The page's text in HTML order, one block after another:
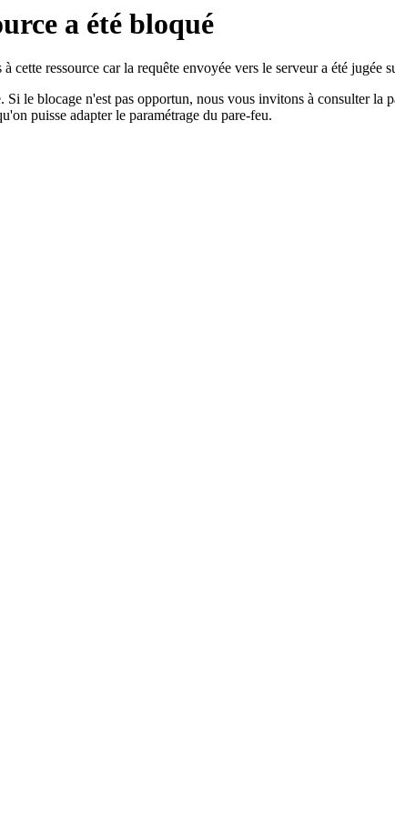
a été bloqué
ressource car la requête envoyée vers le serveur a été jugée
le blocage n'est pas opportun, nous vous invitons à consulter la
puisse adapter le paramétrage du pare-feu.